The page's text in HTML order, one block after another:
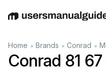
EnglishDeutschEspañol
Home • Brands • Conrad •
Conrad 81